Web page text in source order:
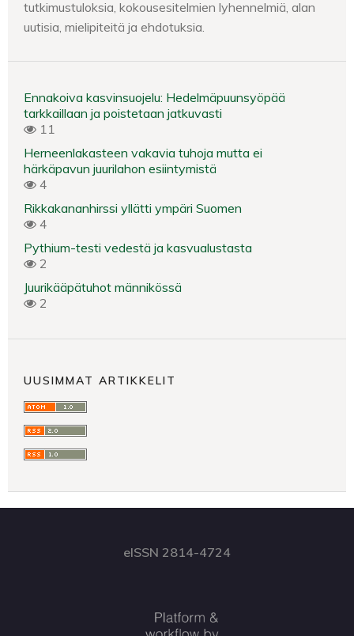
tutkimustuloksia, kokousesitelmien lyhennelmiä, alan
uutisia, mielipiteitä ja ehdotuksia.
Ennakoiva kasvinsuojelu: Hedelmäpuunsyöpää
tarkkaillaan ja poistetaan jatkuvasti
11
Herneenlakasteen vakavia tuhoja mutta ei
härkäpavun juurilahon esiintymistä
4
Rikkakananhirssi yllätti ympäri Suomen
4
Pythium-testi vedestä ja kasvualustasta
2
Juurikääpätuhot männikössä
2
UUSIMMAT ARTIKKELIT
eISSN 2814-4724